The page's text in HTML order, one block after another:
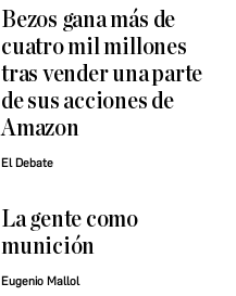
Bezos gana más de
cuatro mil millones
tras vender una parte
de sus acciones de
Amazon
El Debate
La gente como
munición
Eugenio Mallol